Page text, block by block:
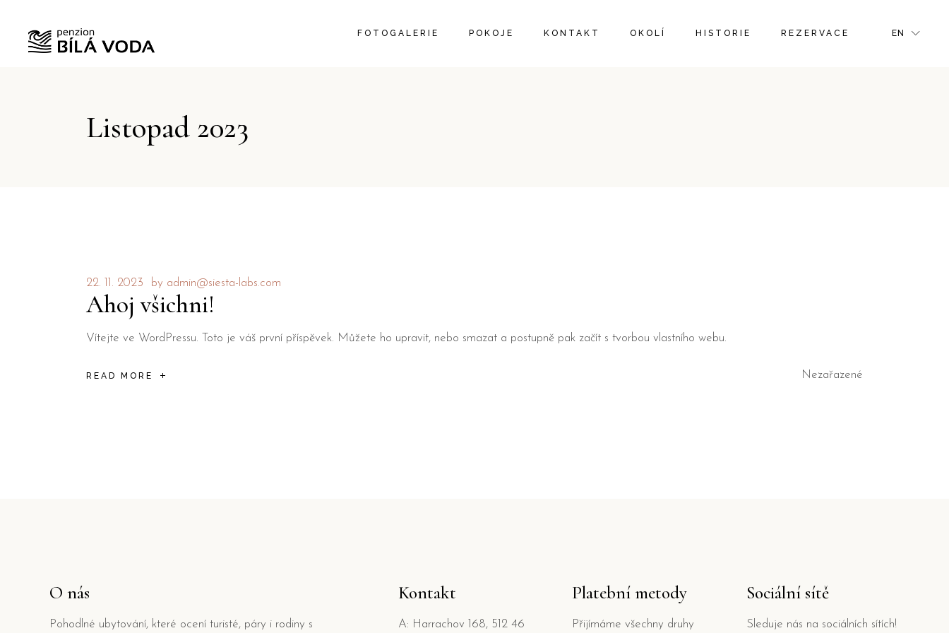
FOTOGALERIE POKOJE KONTAKT OKOLÍ HISTORIE REZERVACE EN
Listopad 2023
22. 11. 2023 by admin@siesta-labs.com
Ahoj všichni!
Vítejte ve WordPressu. Toto je váš první příspěvek. Můžete ho upravit, nebo smazat a postupně pak začít s tvorbou vlastního webu.
READ MORE Nezařazené
O nás
Pohodlné ubytování, které ocení turisté, páry i rodiny s
Kontakt
A: Harrachov 168, 512 46
Platební metody
Přijímáme všechny druhy
Sociální sítě
Sleduje nás na sociálních sítích!